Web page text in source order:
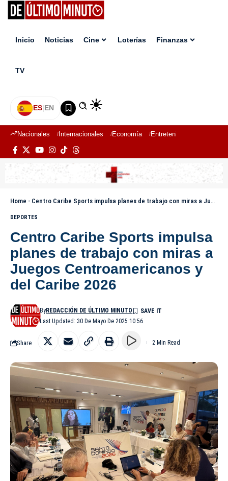
Inicio Noticias Cine Loterías Finanzas
TV
ES|EN
Nacionales Internacionales Economía Entretenimiento
Home - Centro Caribe Sports impulsa planes de trabajo con miras a Juegos Centroamericanos y del Caribe 2026
DEPORTES
Centro Caribe Sports impulsa
planes de trabajo con miras a
Juegos Centroamericanos y
del Caribe 2026
Last Updated: 30 De Mayo De 2025 10:56
ByREDACCIÓN DE ÚLTIMO MINUTO
Share 2 Min Read